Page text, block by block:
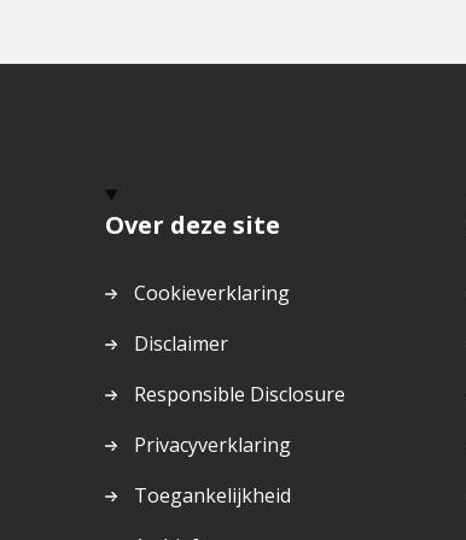
Over deze site
Cookieverklaring
Disclaimer
Responsible Disclosure
Privacyverklaring
Toegankelijkheid